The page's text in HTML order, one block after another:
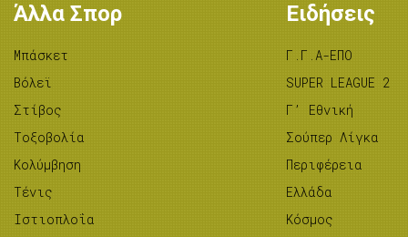
Άλλα Σπορ
Μπάσκετ
Βόλεϊ
Στίβος
Tοξοβολία
Κολύμβηση
Τένις
Ιστιοπλοΐα
Ειδήσεις
Γ.Γ.Α-ΕΠΟ
SUPER LEAGUE 2
Γ’ Εθνική
Σούπερ Λίγκα
Περιφέρεια
Ελλάδα
Κόσμος